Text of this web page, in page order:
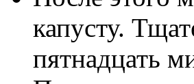
капусту.
пятнадцать